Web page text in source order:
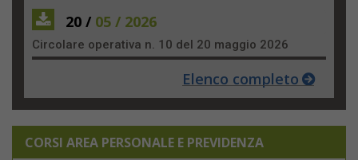
20 / 05 / 2026
Circolare operativa n. 10 del 20 maggio 2026
Elenco completo
CORSI AREA PERSONALE E PREVIDENZA